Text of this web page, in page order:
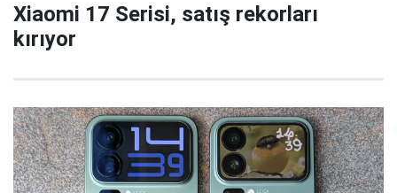
Xiaomi 17 Serisi, satış rekorları
kırıyor